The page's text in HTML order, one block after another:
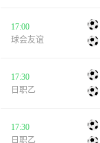
17:00
球会友谊
17:30
日职乙
17:30
日职乙